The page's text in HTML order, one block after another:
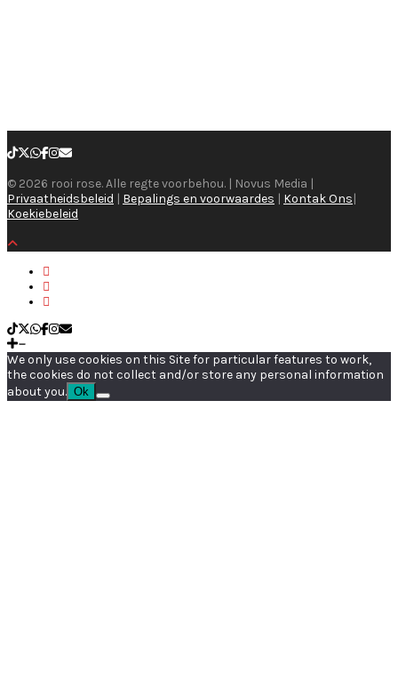
© 2026 rooi rose. Alle regte voorbehou. | Novus Media |
Privaatheidsbeleid | Bepalings en voorwaardes | Kontak Ons|
Koekiebeleid
We only use cookies on this Site for particular features to work,
the cookies do not collect and/or store any personal information
about you. Ok